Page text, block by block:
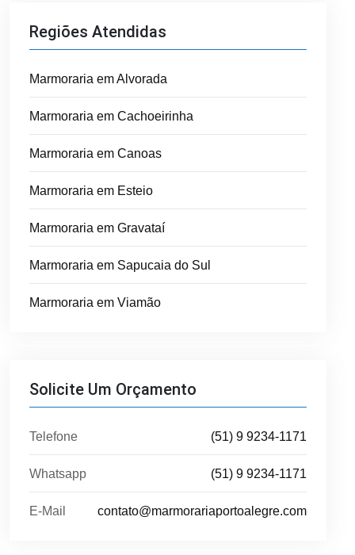
Regiões Atendidas
Marmoraria em Alvorada
Marmoraria em Cachoeirinha
Marmoraria em Canoas
Marmoraria em Esteio
Marmoraria em Gravataí
Marmoraria em Sapucaia do Sul
Marmoraria em Viamão
Solicite Um Orçamento
Telefone (51) 9 9234-1171
Whatsapp (51) 9 9234-1171
E-Mail contato@marmorariaportoalegre.com